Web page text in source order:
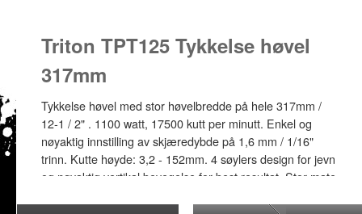
Triton TPT125 Tykkelse høvel
317mm
Tykkelse høvel med stor høvelbredde på hele 317mm /
12-1 / 2" . 1100 watt, 17500 kutt per minutt. Enkel og
nøyaktig innstilling av skjæredybde på 1,6 mm / 1/16"
trinn. Kutte høyde: 3,2 - 152mm. 4 søylers design for jevn
og nøyaktig vertikal bevegelse for best resultat. Stor mate